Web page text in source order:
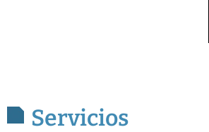
Servicios